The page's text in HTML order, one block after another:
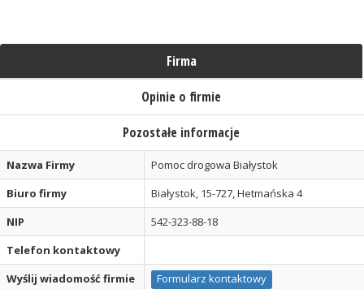
Firma
Opinie o firmie
Pozostałe informacje
Nazwa Firmy
Pomoc drogowa Białystok
Biuro firmy
Białystok, 15-727, Hetmańska 4
NIP
542-323-88-18
Telefon kontaktowy
Wyślij wiadomość firmie
Formularz kontaktowy